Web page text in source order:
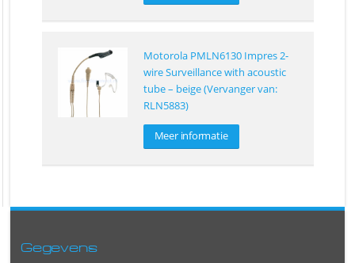
Motorola PMLN6130 Impres 2-
wire Surveillance with acoustic
tube – beige (Vervanger van:
RLN5883)
Meer informatie
Gegevens